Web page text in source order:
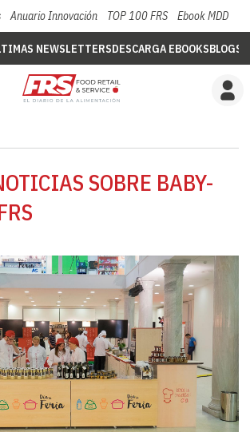
Anuario Innovación TOP 100 FRS Ebook MDD
NEWSLETTERSDESCARGA EBOOKSBLOGS
SOBRE BABY-